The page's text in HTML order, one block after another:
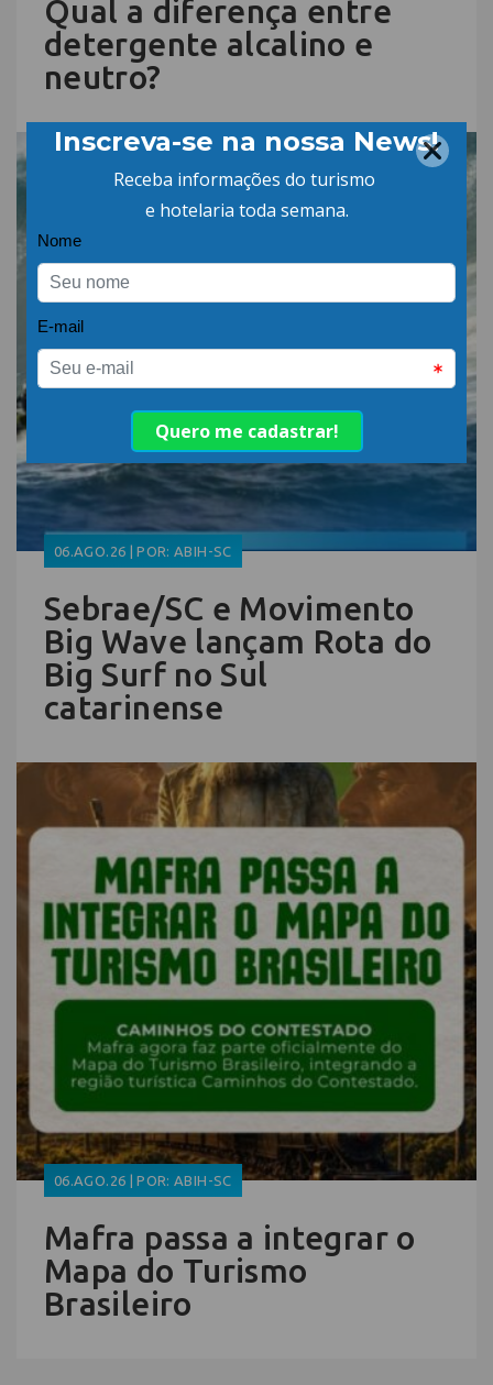
Qual a diferença entre
detergente alcalino e
neutro?
06.AGO.26 | POR: ABIH-SC
Sebrae/SC e Movimento
Big Wave lançam Rota do
Big Surf no Sul
catarinense
06.AGO.26 | POR: ABIH-SC
Mafra passa a integrar o
Mapa do Turismo
Brasileiro